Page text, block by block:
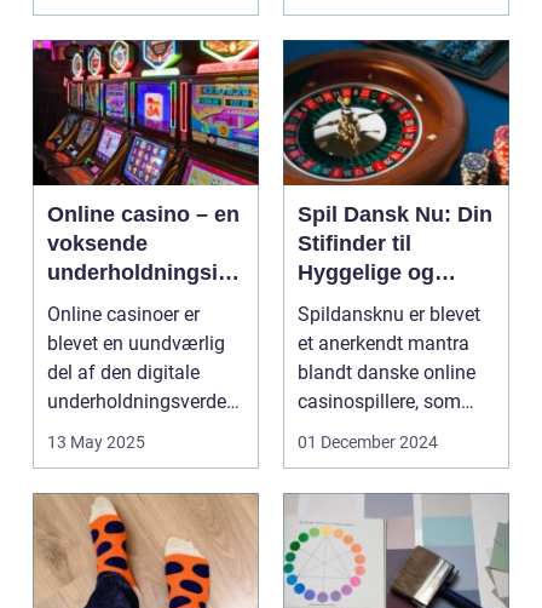
Online casino – en
voksende
underholdningsind
ustri
Online casinoer er
blevet en uundværlig
del af den digitale
underholdningsverden.
13 May 2025
Spil Dansk Nu: Din
Stifinder til
Hyggelige og
Underholdende
Online Casinoer
Spildansknu er blevet
et anerkendt mantra
blandt danske online
casinospillere, som
søger unde...
01 December 2024